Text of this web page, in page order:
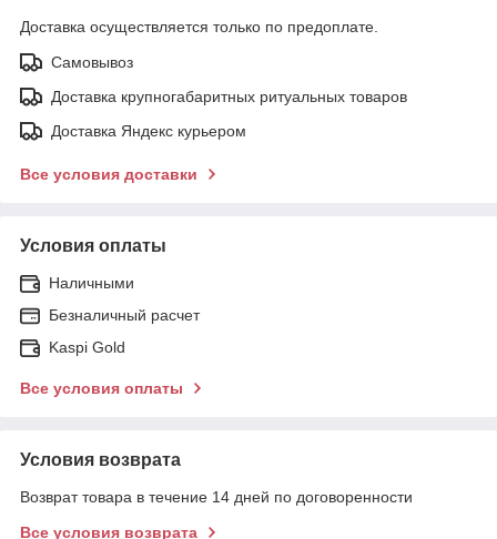
Доставка осуществляется только по предоплате.
Самовывоз
Доставка крупногабаритных ритуальных товаров
Доставка Яндекс курьером
Все условия доставки
Условия оплаты
Наличными
Безналичный расчет
Kaspi Gold
Все условия оплаты
Условия возврата
Возврат товара в течение 14 дней по договоренности
Все условия возврата